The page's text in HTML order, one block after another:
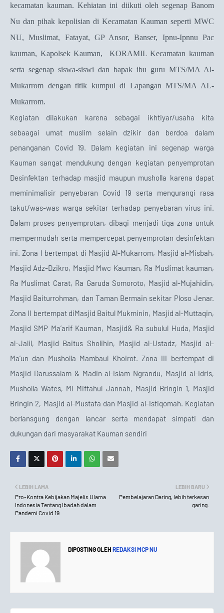
kecamatan kauman. Kehiatan ini diikuti oleh segenap Banom
Nu dan pihak kepolisian di Kecamatan Kauman seperti MWC
NU, Muslimat, Fatayat, GP Ansor, Banser, Ipnu-Ipnnu Pac
kauman, Kapolsek Kauman, KORAMIL Kecamatan kauman
serta segenap siswa-siswi dan bapak ibu guru MTS/MA Al-
Mukarrom dengan titik kumpul di Lapangan MTS/MA AL-
Mukarrom.
Kegiatan dilakukan karena sebagai ikhtiyar/usaha kita
sebaagai umat muslim selain dzikir dan berdoa dalam
penanganan Covid 19. Dalam kegiatan ini segenap warga
Kauman sangat mendukung dengan kegiatan penyemprotan
Desinfektan terhadap masjid maupun musholla karena dapat
meminimalisir penyebaran Covid 19 serta mengurangi rasa
takut/was-was warga sekitar terhadap penyebaran virus ini.
Dalam proses penyemprotan, dibagi menjadi tiga zona untuk
mempermudah serta mempercepat penyemprotan desinfektan
ini. Zona I bertempat di Masjid Al-Mukarrom, Masjid al-Misbah,
Masjid Adz-Dzikro, Masjid Mwc Kauman, Ra Muslimat kauman,
Ra Muslimat Carat, Ra Garuda Somoroto, Masjid al-Mujahidin,
Masjid Baiturrohman, dan Taman Bermain sekitar Ploso Jenar.
Zona II bertempat diMasjid Baitul Mukminin, Masjid al-Muttaqin,
Masjid SMP Ma’arif Kauman, Masjid& Ra subulul Huda, Masjid
al-Jalil, Masjid Baitus Sholihin, Masjid al-Ustadz, Masjid al-
Ma’un dan Musholla Mambaul Khoirot. Zona III bertempat di
Masjid Darussalam & Madin al-Islam Ngrandu, Masjid al-Idris,
Musholla Wates, MI Miftahul Jannah, Masjid Bringin 1, Masjid
Bringin 2, Masjid al-Mustafa dan Masjid al-Istiqomah. Kegiatan
berlansgung dengan lancar serta mendapat simpati dan
dukungan dari masyarakat Kauman sendiri
LEBIH BARU
Pembelajaran Daring, lebih terkesan
garing.
LEBIH LAMA
Pro-Kontra Kebijakan Majelis Ulama
Indonesia Tentang Ibadah dalam
Pandemi Covid 19
DIPOSTING OLEH REDAKSI MCP NU